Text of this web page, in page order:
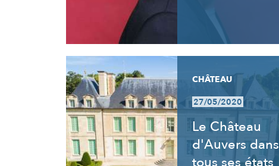
CHÂTEAU
27/05/2020
Le Château
d'Auvers dans
tous ses états